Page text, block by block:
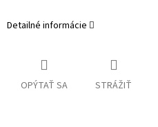
Detailné informácie
OPÝTAŤ SA STRÁŽIŤ